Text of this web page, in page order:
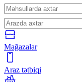
Mağazalar
Araz tətbiqi